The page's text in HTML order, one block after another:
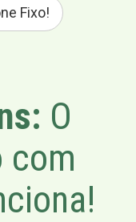
Fixo!
O
com